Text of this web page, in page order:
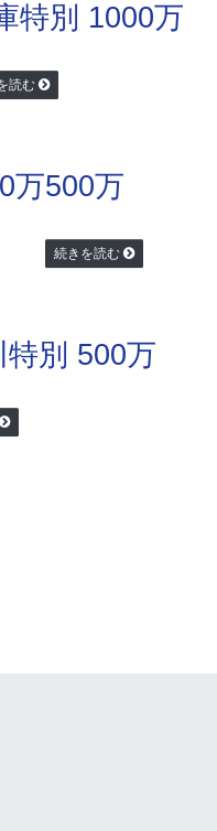
特別 1000万
読む
万500万
続きを読む
特別 500万